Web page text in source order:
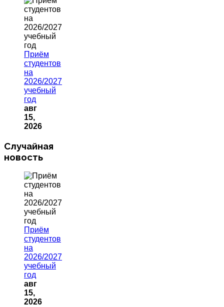
Приём
студентов
на
2026/2027
учебный
год
авг
15,
2026
Случайная
новость
Приём
студентов
на
2026/2027
учебный
год
авг
15,
2026